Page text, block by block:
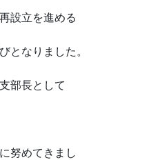
設立を進める
となりました。
部長として
努めてきまし